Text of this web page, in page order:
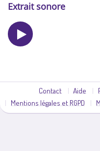
Extrait sonore
Contact Aide
Mentions légales et RGPD